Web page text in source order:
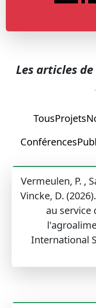
Les articles de
TousProjets
Conférences
Vermeulen, P. ,
Vincke, D.
au service
International